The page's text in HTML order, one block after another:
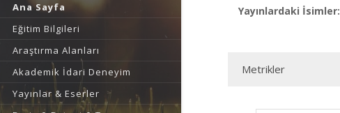
Ana Sayfa
Eğitim Bilgileri
Araştırma Alanları
Akademik İdari Deneyim
Yayınlar & Eserler
Yayınlardaki İsimler:
Metrikler